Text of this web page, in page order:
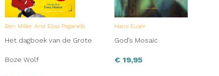
Ben Miller And Elisa Paganelli
Het dagboek van de Grote
Boze Wolf
Hans Euser
God’s Mosaic
€ 19,95